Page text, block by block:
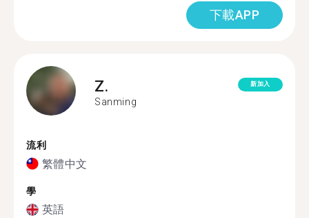
下載APP
Z.
Sanming
新加入
流利
繁體中文
學
英語